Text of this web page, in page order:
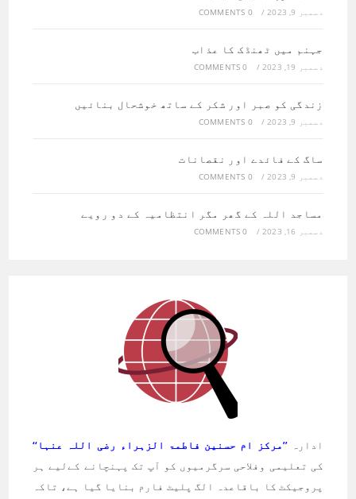
دسمبر 9, 2023 /
0 COMMENTS
جہنم میں ٹھنڈک کا عذاب
دسمبر 19, 2023 /
0 COMMENTS
زندگی کو صبر اور شکر کے ساتھ خوشحال بنائیں
دسمبر 9, 2023 /
0 COMMENTS
ساگ کے فائدے اور نقصانات
دسمبر 9, 2023 /
0 COMMENTS
مساجد اللہ کے گھر مگر انتظامیہ کے دو رویے
دسمبر 16, 2023 /
0 COMMENTS
ادارہ’’مرکز ام حسنین فاطمۃ الزہراء رضی اللہ عنہا‘‘
کی تعلیمی وفلاحی سرگرمیوں کو آپ تک پہنچانے کےلیے ہر
پروجیکٹ کا باقاعدہ الگ پلیٹ فارم بنایا گیا ہے، تاکہ